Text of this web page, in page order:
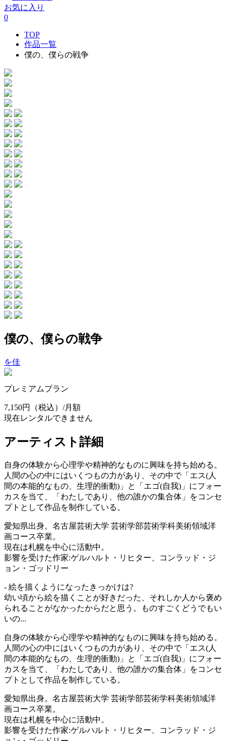
お気に入り
0
TOP
作品一覧
僕の、僕らの戦争
僕の、僕らの戦争
を佳
プレミアムプラン
7,150円
（税込）/月額
現在レンタルできません
アーティスト詳細
自身の体験から心理学や精神的なものに興味を持ち始める。
人間の心の中にはいくつもの力があり、その中で「エス(人
間の本能的なもの、生理的衝動)」と「エゴ(自我)」にフォー
カスを当て、「わたしであり、他の誰かの集合体」をコンセ
プトとして作品を制作している。
愛知県出身。名古屋芸術大学 芸術学部芸術学科美術領域洋
画コース卒業。
現在は札幌を中心に活動中。
影響を受けた作家:ゲルハルト・リヒター、コンラッド・ジ
ョン・ゴッドリー
- 絵を描くようになったきっかけは?
幼い頃から絵を描くことが好きだった、それしか人から褒め
られることがなかったからだと思う。ものすごくどうでもい
いの...
自身の体験から心理学や精神的なものに興味を持ち始める。
人間の心の中にはいくつもの力があり、その中で「エス(人
間の本能的なもの、生理的衝動)」と「エゴ(自我)」にフォー
カスを当て、「わたしであり、他の誰かの集合体」をコンセ
プトとして作品を制作している。
愛知県出身。名古屋芸術大学 芸術学部芸術学科美術領域洋
画コース卒業。
現在は札幌を中心に活動中。
影響を受けた作家:ゲルハルト・リヒター、コンラッド・ジ